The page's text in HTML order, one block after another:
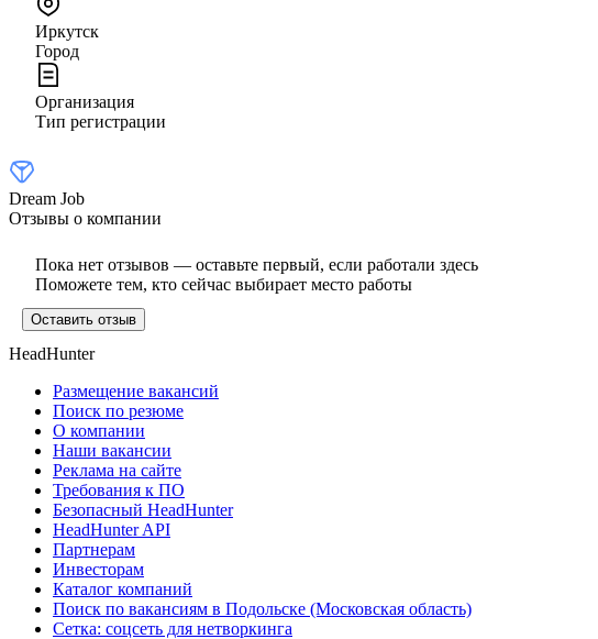
Иркутск
Город
Организация
Тип регистрации
Dream Job
Отзывы о компании
Пока нет отзывов — оставьте первый, если работали здесь
Поможете тем, кто сейчас выбирает место работы
Оставить отзыв
HeadHunter
Размещение вакансий
Поиск по резюме
О компании
Наши вакансии
Реклама на сайте
Требования к ПО
Безопасный HeadHunter
HeadHunter API
Партнерам
Инвесторам
Каталог компаний
Поиск по вакансиям в Подольске (Московская область)
Сетка: соцсеть для нетворкинга